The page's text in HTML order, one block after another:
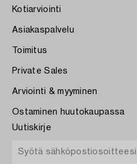
Kotiarviointi
Asiakaspalvelu
Toimitus
Private Sales
Arviointi & myyminen
Ostaminen huutokaupassa
Uutiskirje